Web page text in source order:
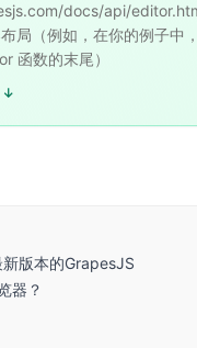
docs/api/
局（例如，在你的例子中
函数的末尾）
↓
版本的GrapesJS
器？